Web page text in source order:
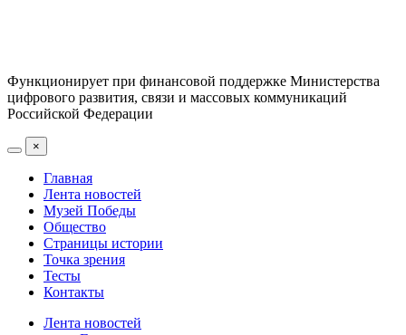
Функционирует при финансовой поддержке Министерства
цифрового развития, связи и массовых коммуникаций
Российской Федерации
×
Главная
Лента новостей
Музей Победы
Общество
Страницы истории
Точка зрения
Тесты
Контакты
Лента новостей